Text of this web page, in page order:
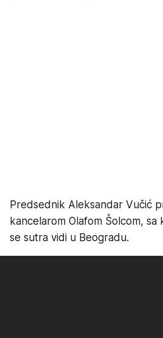
Predsednik Aleksandar Vučić
kancelarom Olafom Šolcom, sa
se sutra vidi u Beogradu.